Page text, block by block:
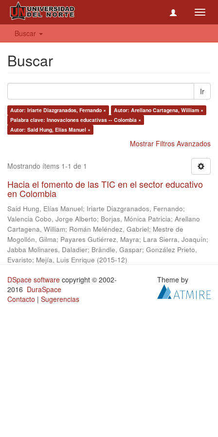
Buscar
Buscar
Ir
Autor: Iriarte Diazgranados, Fernando ×
Autor: Arellano Cartagena, William ×
Palabra clave: Innovaciones educativas -- Colombia ×
Autor: Said Hung, Elías Manuel ×
Mostrar Filtros Avanzados
Mostrando ítems 1-1 de 1
Hacia el fomento de las TIC en el sector educativo
en Colombia
Said Hung, Elías Manuel; Iriarte Diazgranados, Fernando;
Valencia Cobo, Jorge Alberto; Borjas, Mónica Patricia; Arellano
Cartagena, William; Román Meléndez, Gabriel; Mestre de
Mogollón, Gilma; Payares Gutiérrez, Mayra; Lara Sierra, Joaquín;
Jabba Molinares, Daladier; Brändle, Gaspar; González Prieto,
Evaristo; Mejía, Luis Enrique (2015-12)
DSpace software copyright © 2002-
2016 DuraSpace
Contacto | Sugerencias
Theme by